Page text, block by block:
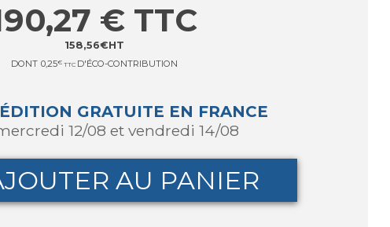
158,56€HT
€ TTC
DONT 0,25€ TTC D'ÉCO-CONTRIBUTION
GRATUITE EN FRANCE
12/08 et vendredi 14/08
AU PANIER